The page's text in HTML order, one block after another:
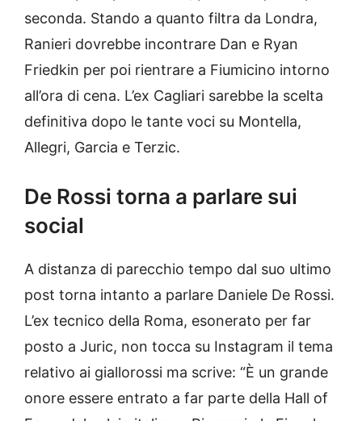
seconda. Stando a quanto filtra da Londra,
Ranieri dovrebbe incontrare Dan e Ryan
Friedkin per poi rientrare a Fiumicino intorno
all’ora di cena. L’ex Cagliari sarebbe la scelta
definitiva dopo le tante voci su Montella,
Allegri, Garcia e Terzic.
De Rossi torna a parlare sui
social
A distanza di parecchio tempo dal suo ultimo
post torna intanto a parlare Daniele De Rossi.
L’ex tecnico della Roma, esonerato per far
posto a Juric, non tocca su Instagram il tema
relativo ai giallorossi ma scrive: “È un grande
onore essere entrato a far parte della Hall of